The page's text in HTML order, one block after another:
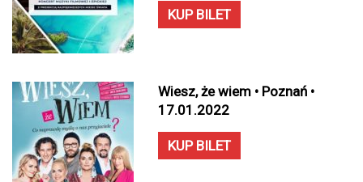
KUP BILET
Wiesz, że wiem • Poznań •
17.01.2022
KUP BILET